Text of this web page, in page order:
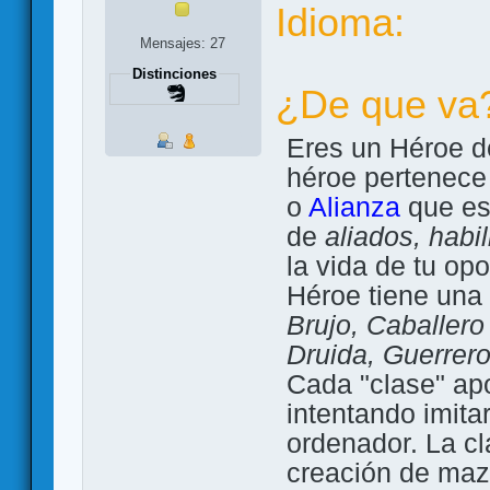
Mensajes: 27
Distinciones
Idioma:
¿De que
Eres un Héroe
héroe
o Alianza que
de aliados,
la vida de tu
Héroe tiene
Brujo,
Druida,
Cada "clase"
intentando
ordenador. La
creación de